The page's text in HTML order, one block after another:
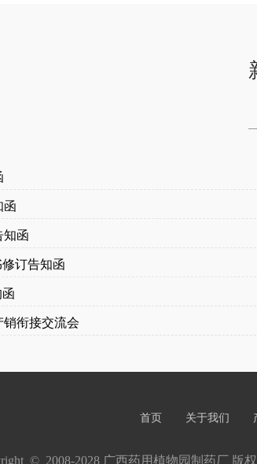
函
知函
订告知函
销衔接交流会
首页 关于我们
©  2008-2028 广西药用植物园制药厂 版